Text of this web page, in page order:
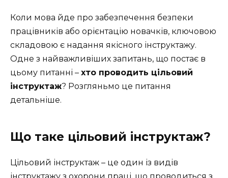
Коли мова йде про забезпечення безпеки
працівників або орієнтацію новачків, ключовою
складовою є надання якісного інструктажу.
Одне з найважливіших запитань, що постає в
цьому питанні – хто проводить цільовий
інструктаж? Розгляньмо це питання
детальніше.
Що таке цільовий інструктаж?
Цільовий інструктаж – це один із видів